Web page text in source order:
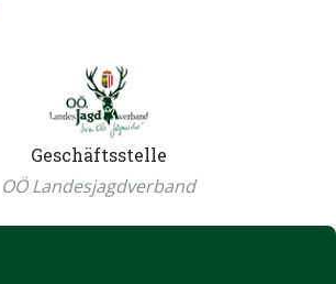
Geschäftsstelle
OÖ Landesjagdverband